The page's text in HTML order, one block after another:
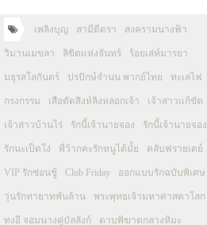
เพลิงบุญ สามีตีตรา สงครามนางฟ้า
วิมานเมขลา ลิขิตแห่งจันทร์ ร้อยเล่ห์มารยา
มธุรสโลกันตร์ ปรปักษ์จำนน พากย์ไทย ทะเลไฟ
กรงกรรม เสือตัดสิงห์ลิงหลอกเจ้า เจ้าสาวแก้ขัด
เจ้าสาวบ้านไร่ รักนี้เจ้านายจอง รักนี้เจ้านายจอง
รักนะเป็ดโง่ พี่ว้ากคะรักหนูได้มั้ย คลับฟรายเดย์
VIP รักซ่อนชู้ Club Friday ออกแบบรักฉบับพิเศษ
วุ่นรักทายาทพันล้าน พระพุทธเจ้ามหาศาสดาโลก
ทงอี จอมนางคู่บัลลังก์ ดาบพิฆาตกลางหิมะ